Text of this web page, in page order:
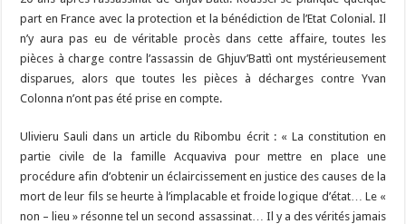
part en France avec la protection et la bénédiction de l’Etat Colonial. Il
n’y aura pas eu de véritable procès dans cette affaire, toutes les
pièces à charge contre l’assassin de Ghjuv’Battì ont mystérieusement
disparues, alors que toutes les pièces à décharges contre Yvan
Colonna n’ont pas été prise en compte.
Ulivieru Sauli dans un article du Ribombu écrit : « La constitution en
partie civile de la famille Acquaviva pour mettre en place une
procédure afin d’obtenir un éclaircissement en justice des causes de la
mort de leur fils se heurte à l’implacable et froide logique d’état… Le «
non – lieu » résonne tel un second assassinat… Il y a des vérités jamais